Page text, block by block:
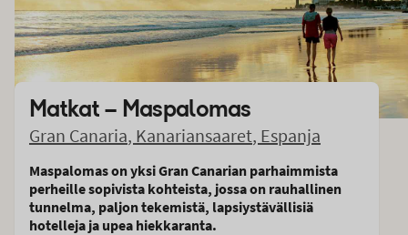
Matkat – Maspalomas
Gran Canaria, Kanariansaaret, Espanja
Maspalomas on yksi Gran Canarian parhaimmista
perheille sopivista kohteista, jossa on rauhallinen
tunnelma, paljon tekemistä, lapsiystävällisiä
hotelleja ja upea hiekkaranta.